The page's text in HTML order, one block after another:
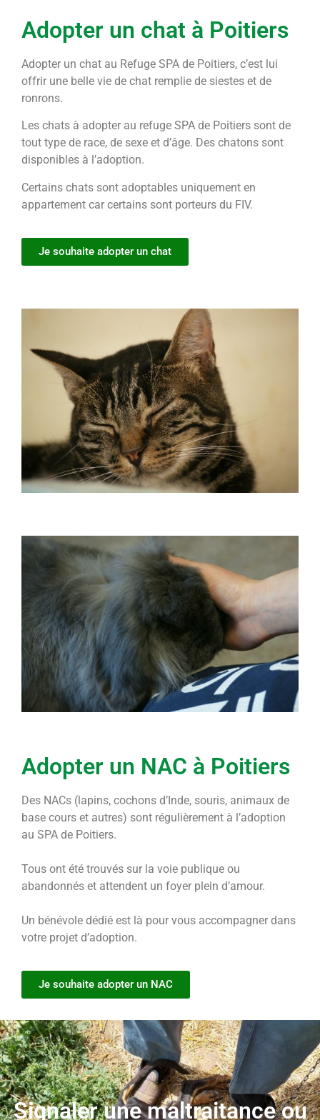
Adopter un chat à Poitiers
Adopter un chat au Refuge SPA de Poitiers, c’est lui
offrir une belle vie de chat remplie de siestes et de
ronrons.
Les chats à adopter au refuge SPA de Poitiers sont de
tout type de race, de sexe et d’âge. Des chatons sont
disponibles à l’adoption.
Certains chats sont adoptables uniquement en
appartement car certains sont porteurs du FIV.
Je souhaite adopter un chat
Adopter un NAC à Poitiers
Des NACs (lapins, cochons d’Inde, souris, animaux de
base cours et autres) sont régulièrement à l’adoption
au SPA de Poitiers.
Tous ont été trouvés sur la voie publique ou
abandonnés et attendent un foyer plein d’amour.
Un bénévole dédié est là pour vous accompagner dans
votre projet d’adoption.
Je souhaite adopter un NAC
Signaler une maltraitance ou